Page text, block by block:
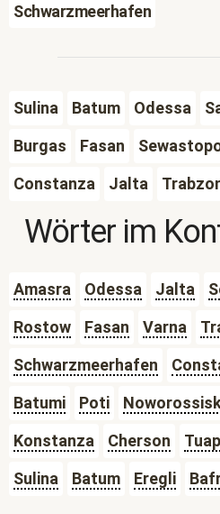
Schwarzmeerhafen
Sulina Batum Odessa
Burgas
Fasan
Constanza
Jalta
Wörter im
Amasra Odessa Jalta
Rostow
Fasan Varna
Schwarzmeerhafen
Batumi
Poti
Konstanza
Cherson
Sulina
Batum Eregli